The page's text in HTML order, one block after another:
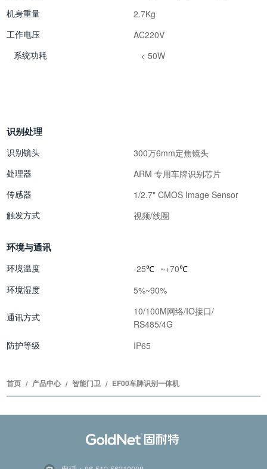
机身重量
2.7Kg
工作电压
AC220V
系统功耗
< 50W
识别处理
识别镜头
300万6mm定焦镜头
处理器
ARM 专用车牌识别芯片
传感器
1/2.7" CMOS Image Sensor
触发方式
视频/线圈
环境与通讯
环境温度 -25℃ ~+70℃
环境湿度 5%~90%
通讯方式
10/100M网络/IO接口/
RS485/4G
防护等级
IP65
首页 / 产品中心 / 智能门卫 / EF00车牌识别一体机